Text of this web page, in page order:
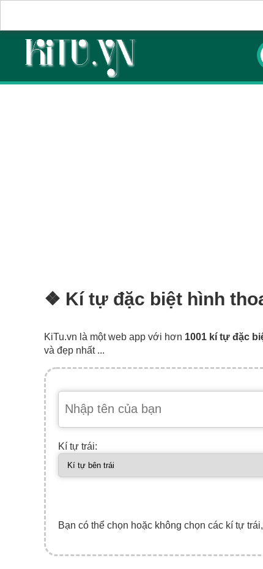
❖ Kí tự đặc biệt hình
KiTu.vn là một web app với hơn 1001 kí tự đặc
và đẹp nhất ...
Kí tự trái:
Bạn có thể chọn hoặc không chọn các kí tự